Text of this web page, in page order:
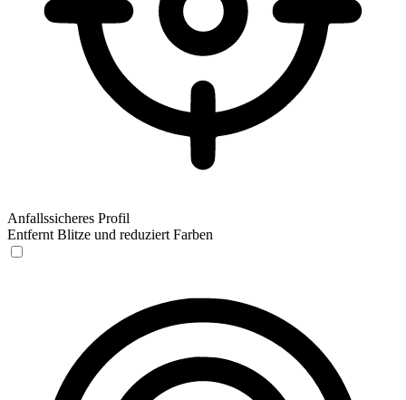
Anfallssicheres Profil
Entfernt Blitze und reduziert Farben